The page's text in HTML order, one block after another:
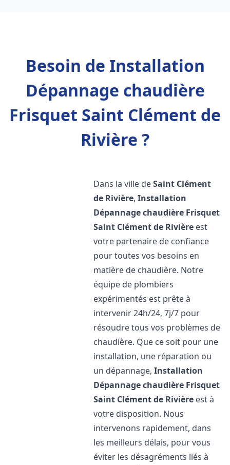
Besoin de Installation
Dépannage chaudière
Frisquet Saint Clément de
Rivière ?
Dans la ville deSaint Clément
de Rivière,Installation
Dépannage chaudière Frisquet
Saint Clément de Rivière est
votre partenaire de confiance
pour toutes vos besoins en
matière de chaudière. Notre
équipe de plombiers
expérimentés est prête à
intervenir 24h/24, 7j/7 pour
résoudre tous vos problèmes de
chaudière. Que ce soit pour une
installation, une réparation ou
un dépannage,Installation
Dépannage chaudière Frisquet
Saint Clément de Rivière est à
votre disposition. Nous
intervenons rapidement, dans
les meilleurs délais, pour vous
éviter les désagréments liés à